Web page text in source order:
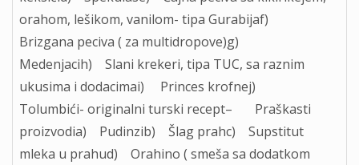
orahom, lešikom, vanilom- tipa Gurabijaf)
Brizgana peciva ( za multidropove)g)
Medenjacih) Slani krekeri, tipa TUC, sa raznim
ukusima i dodacimai) Princes krofnej)
Tolumbići- originalni turski recept– Praškasti
proizvodia) Pudinzib) Šlag prahc) Supstitut
mleka u prahud) Orahino ( smeša sa dodatkom